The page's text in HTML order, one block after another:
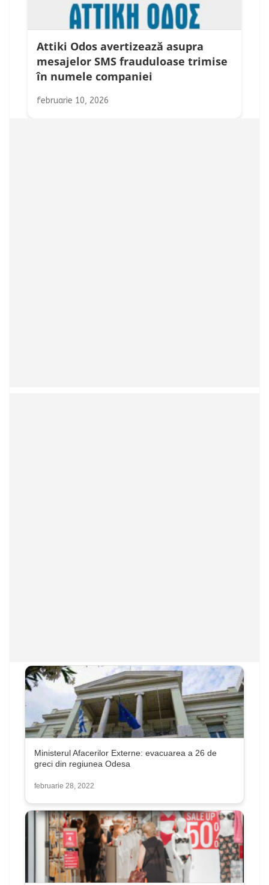
Attiki Odos avertizează asupra
mesajelor SMS frauduloase trimise
în numele companiei
februarie 10, 2026
Ministerul Afacerilor Externe: evacuarea a 26 de
greci din regiunea Odesa
februarie 28, 2022